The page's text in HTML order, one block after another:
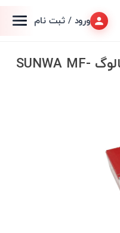
ورود / ثبت نام
مولتی متر عقربه ای آنالوگ SUNWA MF-